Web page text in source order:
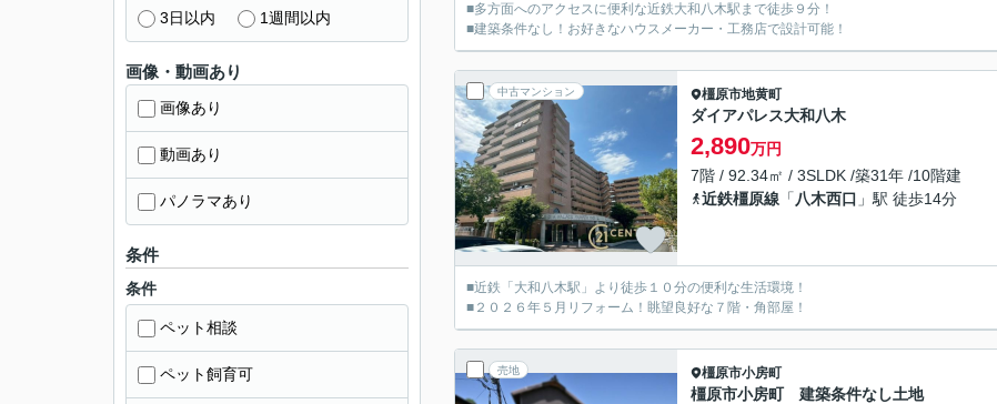
■多方面へのアクセスに便利な近鉄大和八木駅まで徒歩９分！
■建築条件なし！お好きなハウスメーカー・工務店で設計可能！
中古マンション 橿原市地黄町
ダイアパレス大和八木
2,890万円
7階 / 92.34㎡ / 3SLDK /築31年 /10階建
近鉄橿原線 「 八木西口 」駅 徒歩14分
■近鉄「大和八木駅」より徒歩１０分の便利な生活環境！
■２０２６年５月リフォーム！眺望良好な７階・角部屋！
売地 橿原市小房町
橿原市小房町 建築条件なし土地
3日以内 1週間以内
画像・動画あり
画像あり
動画あり
パノラマあり
条件
条件
ペット相談
ペット飼育可